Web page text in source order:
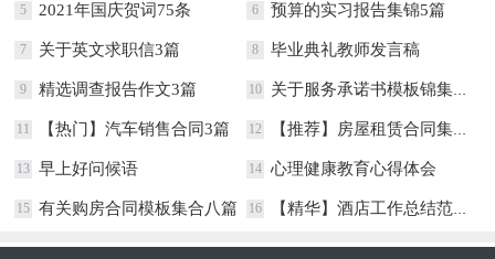
5 2021年国庆贺词75条 6 预算的实习报告集锦5篇
7 关于英文求职信3篇 8 毕业典礼教师发言稿
9 精选调查报告作文3篇 10 关于服务承诺书模板锦集10篇
11 【热门】汽车销售合同3篇 12 【推荐】房屋租赁合同集锦五篇
13 早上好问候语 14 心理健康教育心得体会
15 有关购房合同模板集合八篇 16 【精华】酒店工作总结范文汇编10篇